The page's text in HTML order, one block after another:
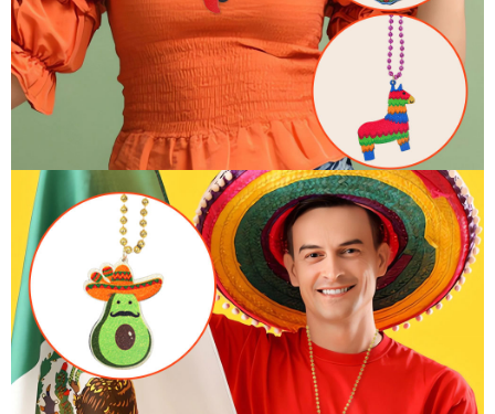
系在线客服，我们会给您做
好售后服务。您的满意是我
们的追求！
最后祝愿我们合作愉快，大
家都生意兴隆，财源广进！